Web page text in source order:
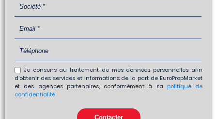
Je consens au traitement de mes données personnelles afin
d'obtenir des services et informations de la part de EuroPropMarket
et des agences partenaires, conformément à sa politique de
confidentialité